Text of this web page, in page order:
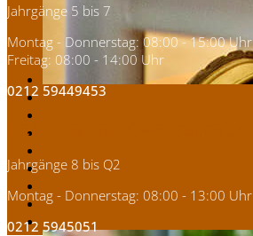
Jahrgänge 5 bis 7
Montag - Donnerstag: 08:00 - 15:00 Uhr
Freitag: 08:00 - 14:00 Uhr
0212 59449453
Sekretariat Zweigstraße
Jahrgänge 8 bis Q2
Montag - Donnerstag: 08:00 - 13:00 Uhr
0212 5945051